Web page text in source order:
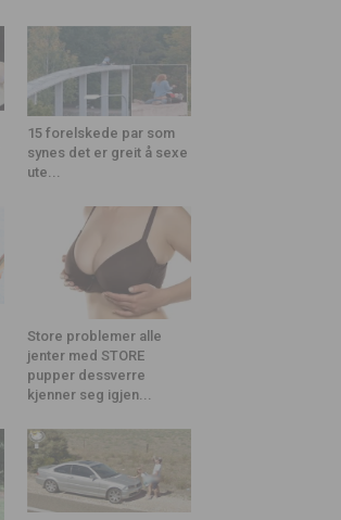
15 forelskede par som
synes det er greit å sexe
ute...
Store problemer alle
jenter med STORE
pupper dessverre
kjenner seg igjen...